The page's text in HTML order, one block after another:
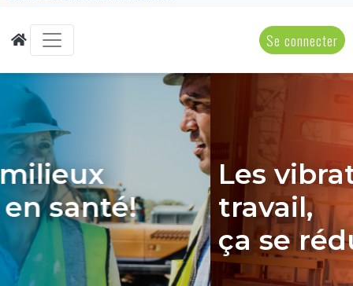
Se connecter
Les vibrations au
travail,
ça se réduit!